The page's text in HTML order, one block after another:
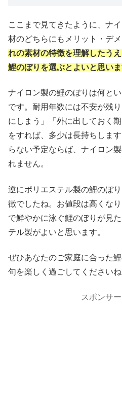
ここまで見てきたように、ナ
材のどちらにもメリット・デメ
れの素材の特徴を理解したう
鯉のぼりを選ぶとよいと思いま
ナイロン製の鯉のぼりは何と
です。耐用年数には不安が残
にしまう」「外に出しておく
をすれば、多少は長持ちしま
らない予定ならば、ナイロン
れません。
逆にポリエステル製の鯉のぼ
徴でしたね。お値段は高くな
で鮮やかに泳ぐ鯉のぼりが見
テル製がよいと思います。
ぜひあなたのご家庭に合った
句を楽しく過ごしてくださいね
スポンサ